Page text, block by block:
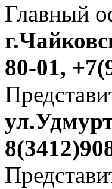
Главный
80-01,